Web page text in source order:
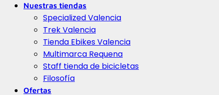
Nuestras tiendas
Specialized Valencia
Trek Valencia
Tienda Ebikes Valencia
Multimarca Requena
Staff tienda de bicicletas
Filosofía
Ofertas